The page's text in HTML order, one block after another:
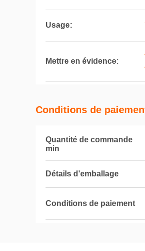
Usage:
Mettre en évidence:
Conditions de
Quantité de commande
min
Détails d'emballage
Conditions de paiement